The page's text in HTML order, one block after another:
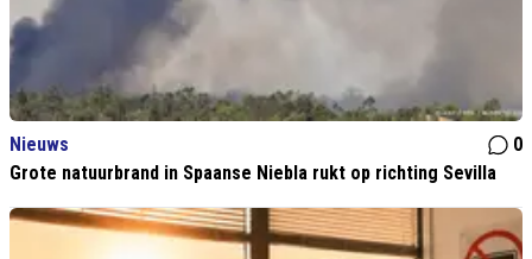
Nieuws
0
Grote natuurbrand in Spaanse Niebla rukt op richting Sevilla